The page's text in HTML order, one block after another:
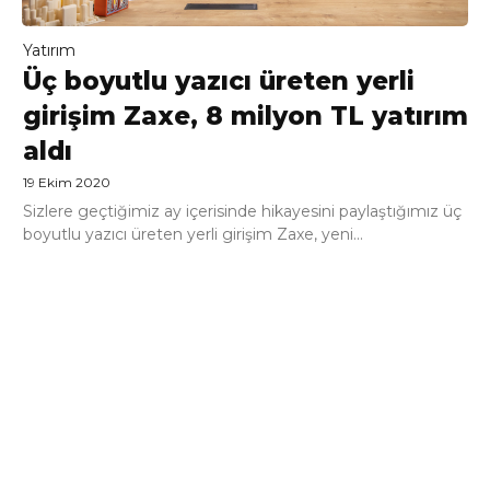
Yatırım
Üç boyutlu yazıcı üreten yerli
girişim Zaxe, 8 milyon TL yatırım
aldı
19 Ekim 2020
Sizlere geçtiğimiz ay içerisinde hikayesini paylaştığımız üç
boyutlu yazıcı üreten yerli girişim Zaxe, yeni...